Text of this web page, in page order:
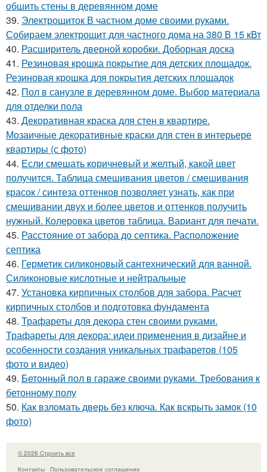
обшить стены в деревянном доме
39. Электрощиток В частном доме своими руками.
Собираем электрощит для частного дома на 380 В 15 кВт
40. Расширитель дверной коробки. Доборная доска
41. Резиновая крошка покрытие для детских площадок.
Резиновая крошка для покрытия детских площадок
42. Пол в санузле в деревянном доме. Выбор материала
для отделки пола
43. Декоративная краска для стен в квартире.
Мозаичные декоративные краски для стен в интерьере
квартиры (с фото)
44. Если смешать коричневый и желтый, какой цвет
получится. Таблица смешивания цветов / смешивания
красок / синтеза оттенков позволяет узнать, как при
смешивании двух и более цветов и оттенков получить
нужный. Колеровка цветов таблица. Вариант для печати.
45. Расстояние от забора до септика. Расположение
септика
46. Герметик силиконовый сантехнический для ванной.
Силиконовые кислотные и нейтральные
47. Установка кирпичных столбов для забора. Расчет
кирпичных столбов и подготовка фундамента
48. Трафареты для декора стен своими руками.
Трафареты для декора: идеи применения в дизайне и
особенности создания уникальных трафаретов (105
фото и видео)
49. Бетонный пол в гараже своими руками. Требования к
бетонному полу
50. Как взломать дверь без ключа. Как вскрыть замок (10
фото)
© 2026 Строить все
Контакты
Пользовательское соглашение